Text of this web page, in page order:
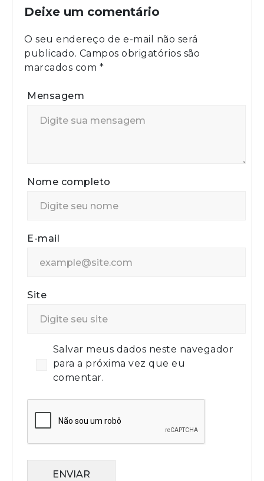
Deixe um comentário
O seu endereço de e-mail não será
publicado. Campos obrigatórios são
marcados com *
Mensagem
Nome completo
E-mail
Site
Salvar meus dados neste navegador
para a próxima vez que eu
comentar.
ENVIAR